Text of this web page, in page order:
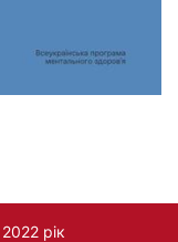
рік